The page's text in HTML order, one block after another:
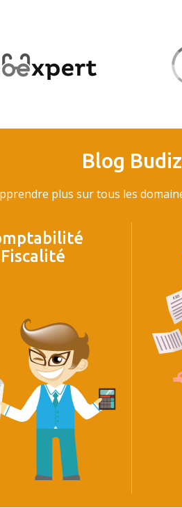
Blog Budiz
plus sur tous les
Fiscalité